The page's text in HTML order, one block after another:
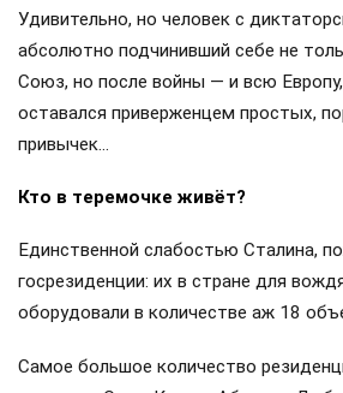
«большого террора»), а вот Льва
таки к стенке поставил…
Такую странную патологию к
и кухней, он считал исключительно
Там же, в Сибири, Сталин полюбил и
крестьянскую пищу: щи, борщ,
часто вспоминал и о привычной